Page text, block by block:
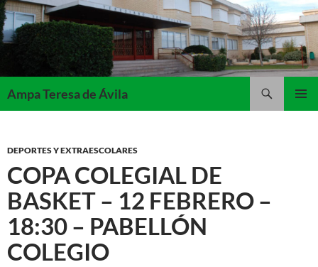
Saltar
al
contenido
Ampa Teresa de Ávila
DEPORTES Y EXTRAESCOLARES
COPA COLEGIAL DE
BASKET – 12 FEBRERO –
18:30 – PABELLÓN
COLEGIO